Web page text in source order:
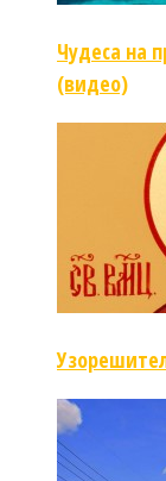
Чудеса на
(видео)